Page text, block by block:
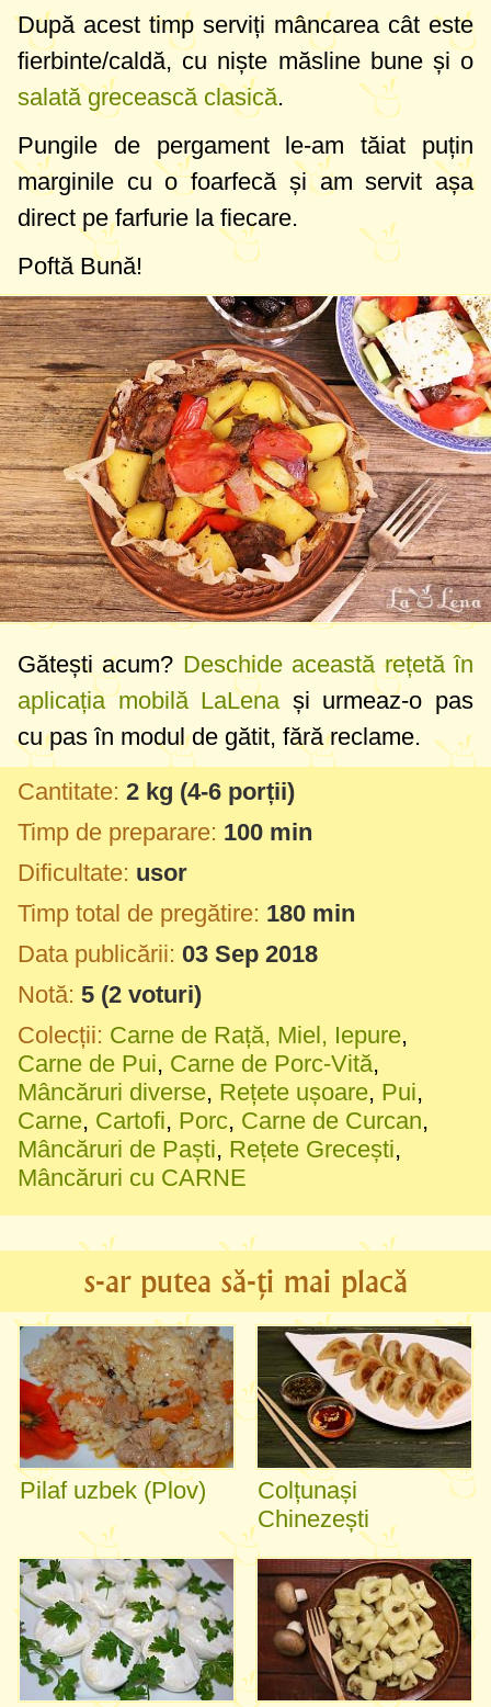
După acest timp serviți mâncarea cât este
fierbinte/caldă, cu niște măsline bune și o
salată grecească clasică.
Pungile de pergament le-am tăiat puțin
marginile cu o foarfecă și am servit așa
direct pe farfurie la fiecare.
Poftă Bună!
Gătești acum? Deschide această rețetă în
aplicația mobilă LaLenași urmeaz-o pas
cu pas în modul de gătit, fără reclame.
Cantitate: 2 kg (4-6 porții)
Timp de preparare: 100 min
Dificultate: usor
Timp total de pregătire: 180 min
Data publicării: 03 Sep 2018
Notă: 5 (2 voturi)
Colecții: Carne de Rață, Miel, Iepure,
Carne de Pui, Carne de Porc-Vită,
Mâncăruri diverse, Rețete ușoare, Pui,
Carne, Cartofi, Porc, Carne de Curcan,
Mâncăruri de Paști, Rețete Grecești,
Mâncăruri cu CARNE
s-ar putea să-ți mai placă
Pilaf uzbek (Plov)
Colțunași
Chinezești